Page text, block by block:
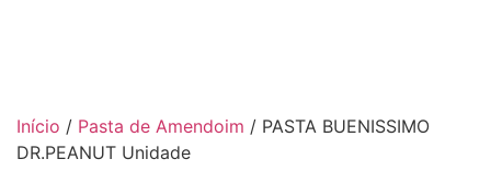
Início / Pasta de Amendoim / PASTA BUENISSIMO
DR.PEANUT Unidade